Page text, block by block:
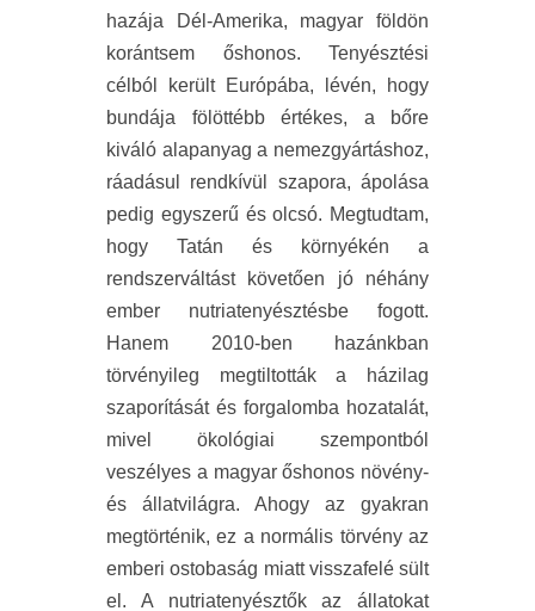
hazája Dél-Amerika, magyar földön
korántsem őshonos. Tenyésztési
célból került Európába, lévén, hogy
bundája fölöttébb értékes, a bőre
kiváló alapanyag a nemezgyártáshoz,
ráadásul rendkívül szapora, ápolása
pedig egyszerű és olcsó. Megtudtam,
hogy Tatán és környékén a
rendszerváltást követően jó néhány
ember nutriatenyésztésbe fogott.
Hanem 2010-ben hazánkban
törvényileg megtiltották a házilag
szaporítását és forgalomba hozatalát,
mivel ökológiai szempontból
veszélyes a magyar őshonos növény-
és állatvilágra. Ahogy az gyakran
megtörténik, ez a normális törvény az
emberi ostobaság miatt visszafelé sült
el. A nutriatenyésztők az állatokat